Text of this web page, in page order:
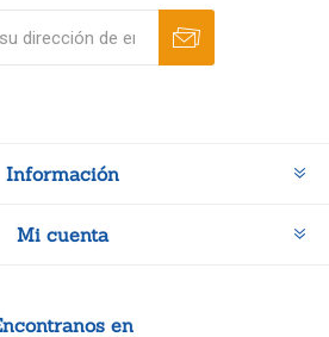
Información
Mi cuenta
en